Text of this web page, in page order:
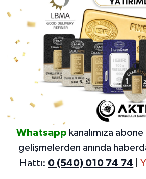
Whatsapp kanalımıza
gelişmelerden anında
Hattı: 0 (540) 010 74 74